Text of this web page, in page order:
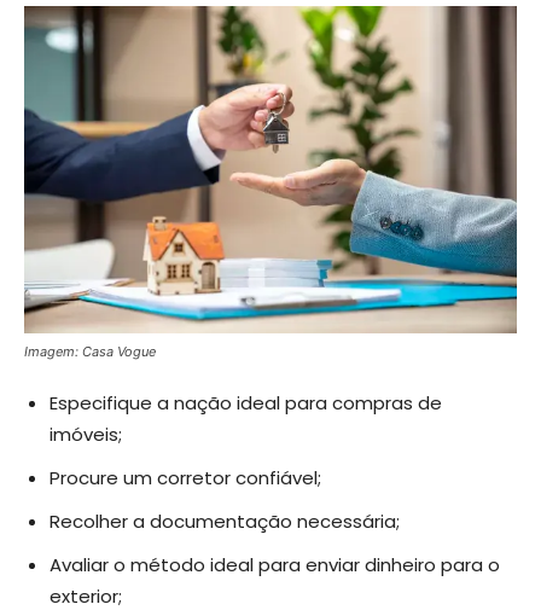
Imagem: Casa Vogue
Especifique a nação ideal para compras de
imóveis;
Procure um corretor confiável;
Recolher a documentação necessária;
Avaliar o método ideal para enviar dinheiro para o
exterior;